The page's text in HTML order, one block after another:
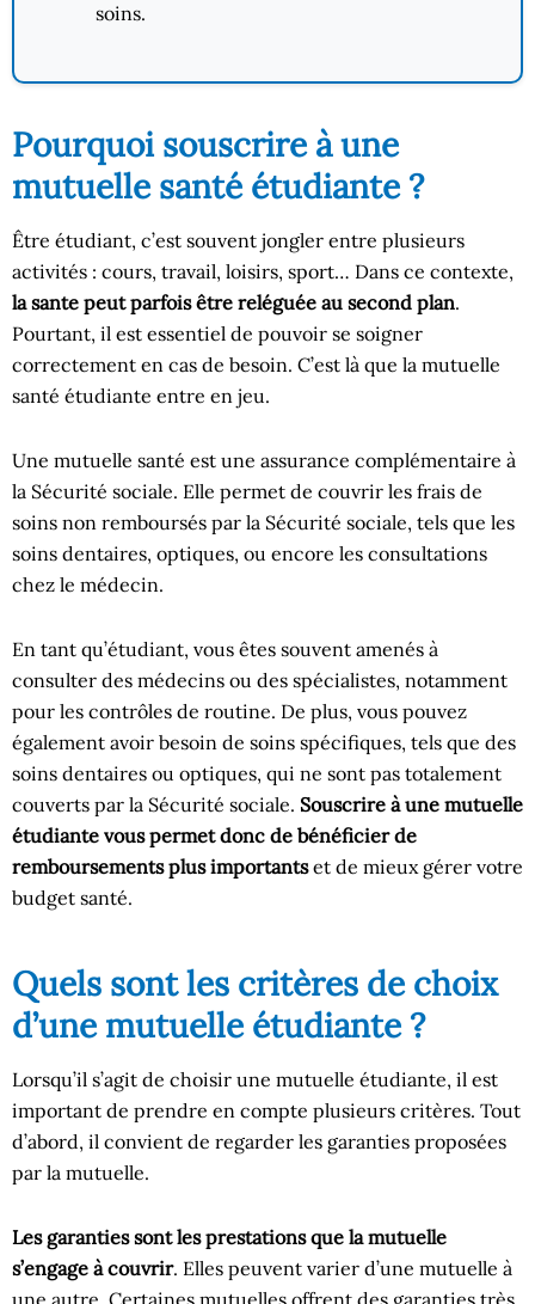
soins.
Pourquoi souscrire à une
mutuelle santé étudiante ?
Être étudiant, c’est souvent jongler entre plusieurs
activités : cours, travail, loisirs, sport… Dans ce contexte,
la sante peut parfois être reléguée au second plan.
Pourtant, il est essentiel de pouvoir se soigner
correctement en cas de besoin. C’est là que la mutuelle
santé étudiante entre en jeu.
Une mutuelle santé est une assurance complémentaire à
la Sécurité sociale. Elle permet de couvrir les frais de
soins non remboursés par la Sécurité sociale, tels que les
soins dentaires, optiques, ou encore les consultations
chez le médecin.
En tant qu’étudiant, vous êtes souvent amenés à
consulter des médecins ou des spécialistes, notamment
pour les contrôles de routine. De plus, vous pouvez
également avoir besoin de soins spécifiques, tels que des
soins dentaires ou optiques, qui ne sont pas totalement
couverts par la Sécurité sociale. Souscrire à une mutuelle
étudiante vous permet donc de bénéficier de
remboursements plus importantset de mieux gérer votre
budget santé.
Quels sont les critères de choix
d’une mutuelle étudiante ?
Lorsqu’il s’agit de choisir une mutuelle étudiante, il est
important de prendre en compte plusieurs critères. Tout
d’abord, il convient de regarder les garanties proposées
par la mutuelle.
Les garanties sont les prestations que la mutuelle
s’engage à couvrir. Elles peuvent varier d’une mutuelle à
une autre. Certaines mutuelles offrent des garanties très